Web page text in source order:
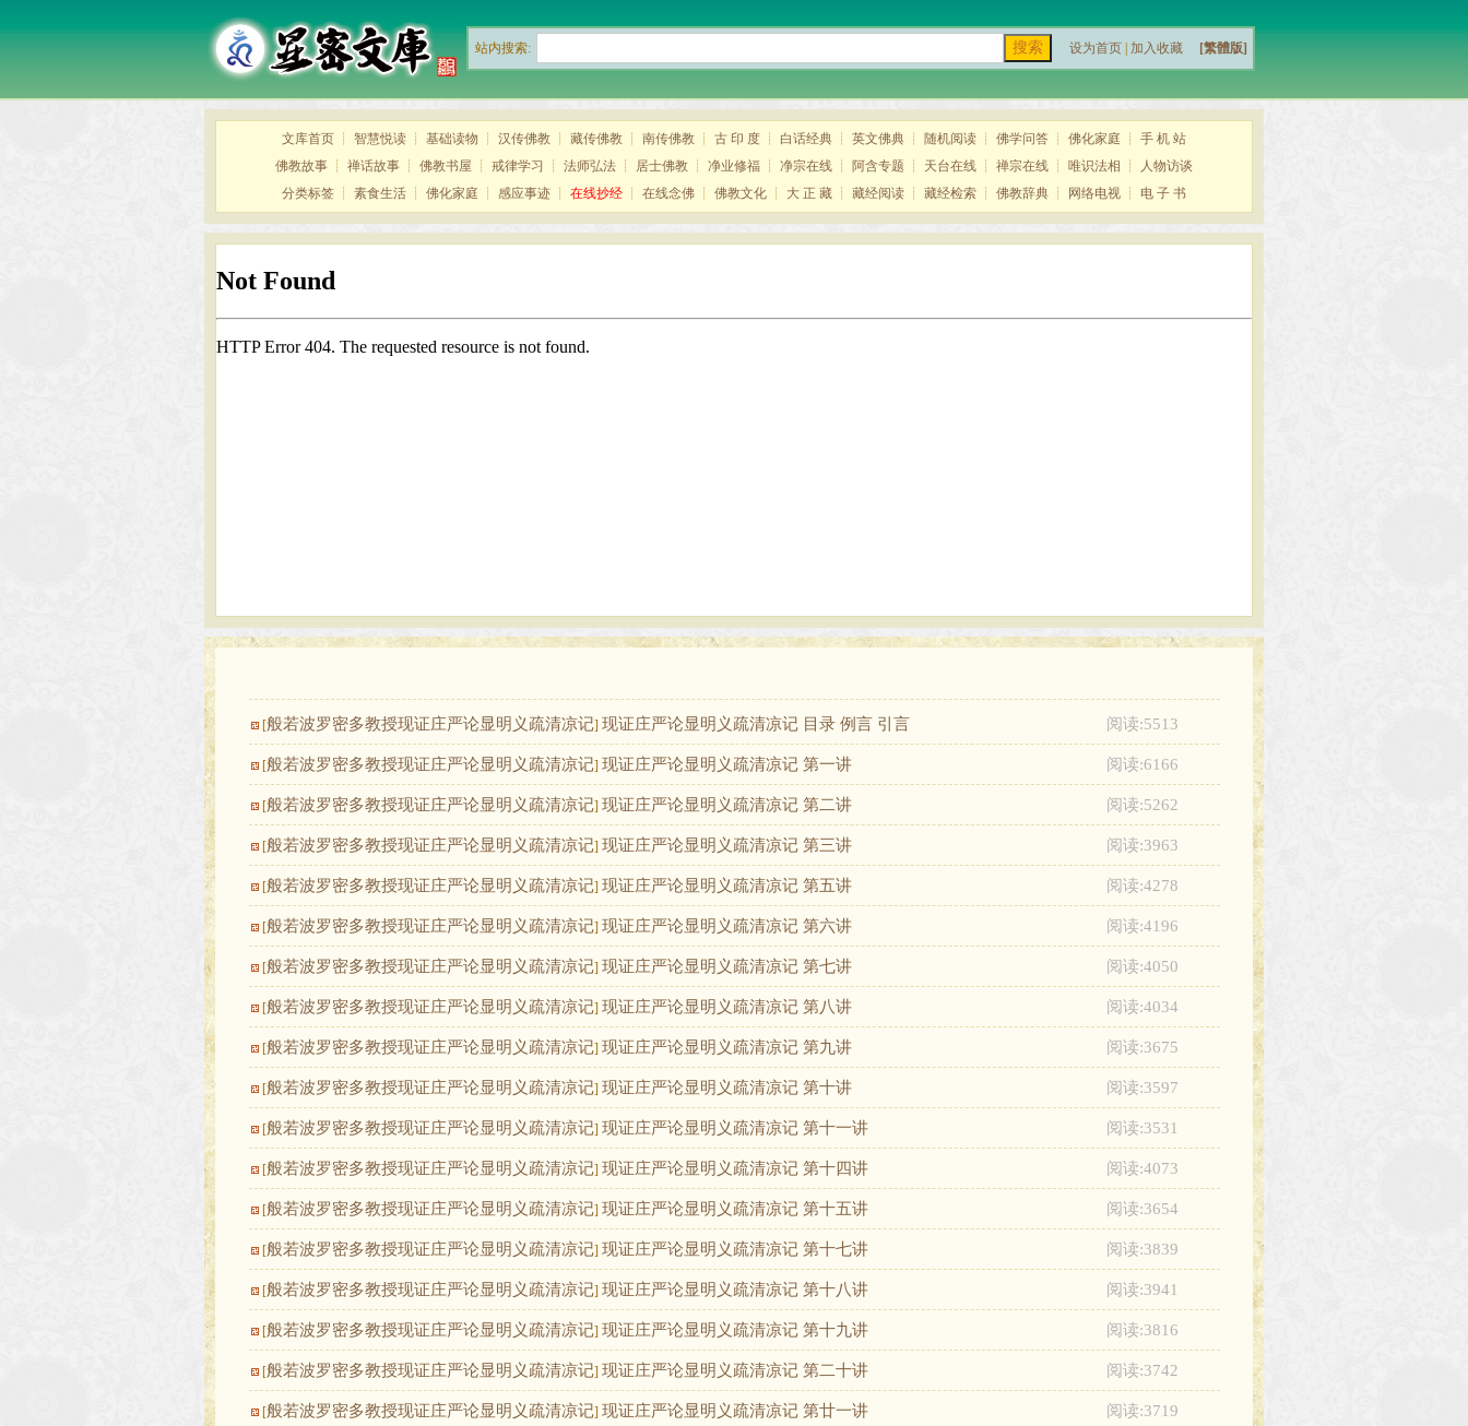
站内搜索: 设为首页 加入收藏 [繁體版]
文库首页 ┊ 智慧悦读 ┊ 基础读物 ┊ 汉传佛教 ┊ 藏传佛教 ┊ 南传佛教 ┊ 古 印 度 ┊ 白话经典 ┊ 英文佛典 ┊ 随机阅读 ┊ 佛学问答 ┊ 佛化家庭 ┊ 手 机 站
佛教故事 ┊ 禅话故事 ┊ 佛教书屋 ┊ 戒律学习 ┊ 法师弘法 ┊ 居士佛教 ┊ 净业修福 ┊ 净宗在线 ┊ 阿含专题 ┊ 天台在线 ┊ 禅宗在线 ┊ 唯识法相 ┊
人物访谈
分类标签 ┊ 素食生活 ┊ 佛化家庭 ┊ 感应事迹 ┊ 在线抄经 ┊ 在线念佛 ┊ 佛教文化 ┊ 大 正 藏 ┊ 藏经阅读 ┊ 藏经检索 ┊ 佛教辞典 ┊ 网络电视 ┊ 电 子 书
[般若波罗密多教授现证庄严论显明义疏清凉记] 现证庄严论显明义疏清凉记 目录 例言 引言 阅读:5513
[般若波罗密多教授现证庄严论显明义疏清凉记] 现证庄严论显明义疏清凉记 第一讲 阅读:6166
[般若波罗密多教授现证庄严论显明义疏清凉记] 现证庄严论显明义疏清凉记 第二讲 阅读:5262
[般若波罗密多教授现证庄严论显明义疏清凉记] 现证庄严论显明义疏清凉记 第三讲 阅读:3963
[般若波罗密多教授现证庄严论显明义疏清凉记] 现证庄严论显明义疏清凉记 第五讲 阅读:4278
[般若波罗密多教授现证庄严论显明义疏清凉记] 现证庄严论显明义疏清凉记 第六讲 阅读:4196
[般若波罗密多教授现证庄严论显明义疏清凉记] 现证庄严论显明义疏清凉记 第七讲 阅读:4050
[般若波罗密多教授现证庄严论显明义疏清凉记] 现证庄严论显明义疏清凉记 第八讲 阅读:4034
[般若波罗密多教授现证庄严论显明义疏清凉记] 现证庄严论显明义疏清凉记 第九讲 阅读:3675
[般若波罗密多教授现证庄严论显明义疏清凉记] 现证庄严论显明义疏清凉记 第十讲 阅读:3597
[般若波罗密多教授现证庄严论显明义疏清凉记] 现证庄严论显明义疏清凉记 第十一讲 阅读:3531
[般若波罗密多教授现证庄严论显明义疏清凉记] 现证庄严论显明义疏清凉记 第十四讲 阅读:4073
[般若波罗密多教授现证庄严论显明义疏清凉记] 现证庄严论显明义疏清凉记 第十五讲 阅读:3654
[般若波罗密多教授现证庄严论显明义疏清凉记] 现证庄严论显明义疏清凉记 第十七讲 阅读:3839
[般若波罗密多教授现证庄严论显明义疏清凉记] 现证庄严论显明义疏清凉记 第十八讲 阅读:3941
[般若波罗密多教授现证庄严论显明义疏清凉记] 现证庄严论显明义疏清凉记 第十九讲 阅读:3816
[般若波罗密多教授现证庄严论显明义疏清凉记] 现证庄严论显明义疏清凉记 第二十讲 阅读:3742
[般若波罗密多教授现证庄严论显明义疏清凉记] 现证庄严论显明义疏清凉记 第廿一讲 阅读:3719